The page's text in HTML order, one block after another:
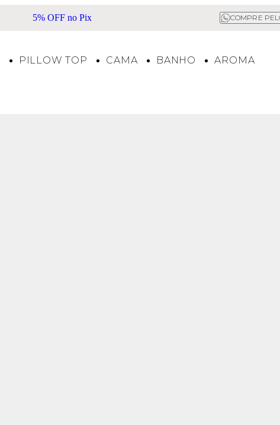
Frete Grátis acima de R$500* COMPRE
PILLOW TOP CAMA BANHO AROMA